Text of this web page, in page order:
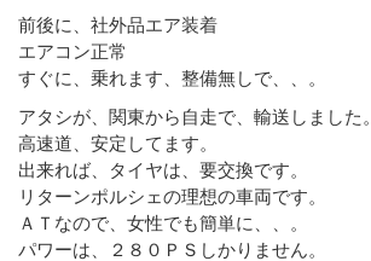
前後に、社外品エア装着
エアコン正常
すぐに、乗れます、整備無しで、、。
アタシが、関東から自走で、輸送しました。
高速道、安定してます。
出来れば、タイヤは、要交換です。
リターンポルシェの理想の車両です。
ＡＴなので、女性でも簡単に、、。
パワーは、２８０ＰＳしかりません。